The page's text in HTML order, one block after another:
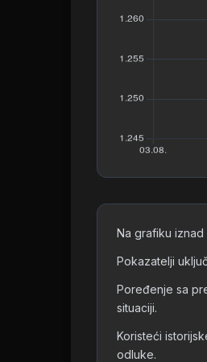
Na grafiku
Pokazatelji
Poređenje sa
situaciji.
Koristeći
odluke.